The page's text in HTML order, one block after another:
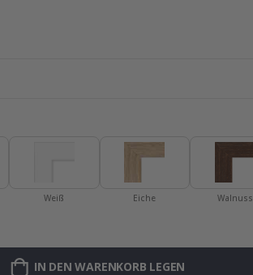
Weiß Eiche Walnuss
IN DEN WARENKORB LEGEN